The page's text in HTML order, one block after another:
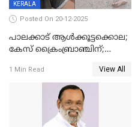
KERALA
Posted On 20-12-2025
പാലക്കാട് ആൾക്കൂട്ടക്കൊല;
കേസ് ക്രൈംബ്രാഞ്ചിന്;
അന്വേഷിക്കും
1 Min Read View All